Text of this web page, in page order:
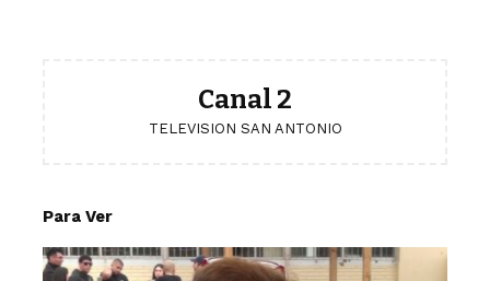
Canal 2
TELEVISION SAN ANTONIO
Para Ver